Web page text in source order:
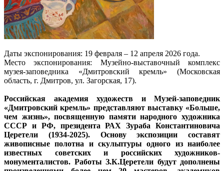
Даты экспонирования: 19 февраля – 12 апреля 2026 года.
Место экспонирования: Музейно-выставочный комплекс
музея-заповедника «Дмитровский кремль» (Московская
область, г. Дмитров, ул. Загорская, 17).
Российская академия художеств и Музей-заповедник
«Дмитровский кремль» представляют выставку «Больше,
чем жизнь», посвященную памяти народного художника
СССР и РФ, президента РАХ Зураба Константиновича
Церетели (1934-2025). Основу экспозиции составят
живописные полотна и скульптуры одного из наиболее
известных советских и российских художников-
монументалистов. Работы З.К.Церетели будут дополнены